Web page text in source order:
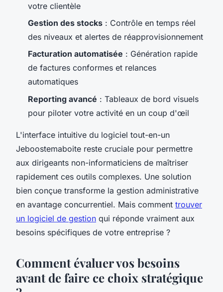
votre clientèle
Gestion des stocks : Contrôle en temps réel
des niveaux et alertes de réapprovisionnement
Facturation automatisée : Génération rapide
de factures conformes et relances
automatiques
Reporting avancé : Tableaux de bord visuels
pour piloter votre activité en un coup d'œil
L'interface intuitive du logiciel tout-en-un
Jeboostemaboite reste cruciale pour permettre
aux dirigeants non-informaticiens de maîtriser
rapidement ces outils complexes. Une solution
bien conçue transforme la gestion administrative
en avantage concurrentiel. Mais comment trouver
un logiciel de gestion qui réponde vraiment aux
besoins spécifiques de votre entreprise ?
Comment évaluer vos besoins
avant de faire ce choix stratégique